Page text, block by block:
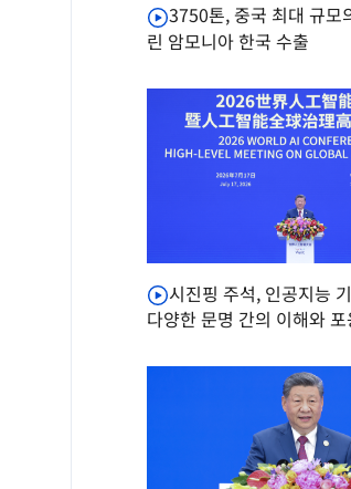
3750톤, 중국 최대 규모
린 암모니아 한국 수출
시진핑 주석, 인공지능
다양한 문명 간의 이해와